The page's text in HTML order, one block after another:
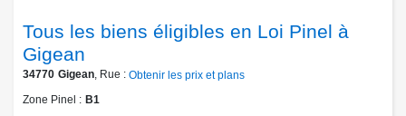
Tous les biens éligibles en Loi Pinel à
Gigean
34770 Gigean , Rue : Obtenir les prix et plans
Zone Pinel
B1